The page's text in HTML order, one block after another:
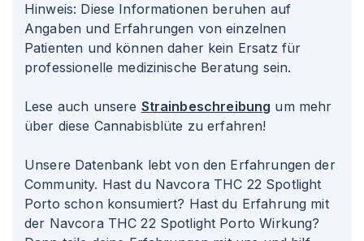
Hinweis: Diese Informationen beruhen auf
Angaben und Erfahrungen von einzelnen
Patienten und können daher kein Ersatz für
professionelle medizinische Beratung sein.
Lese auch unsere Strainbeschreibung um mehr
über diese Cannabisblüte zu erfahren!
Unsere Datenbank lebt von den Erfahrungen der
Community. Hast du Navcora THC 22 Spotlight
Porto schon konsumiert? Hast du Erfahrung mit
der Navcora THC 22 Spotlight Porto Wirkung?